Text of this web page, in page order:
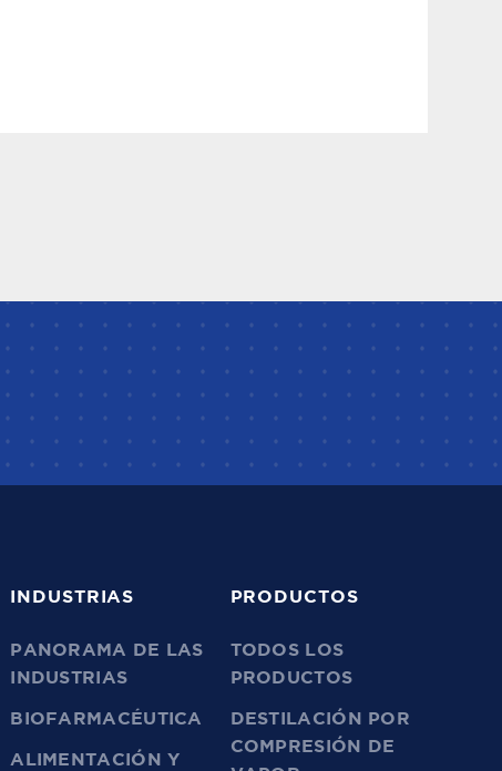
INDUSTRIAS
PANORAMA DE LAS
INDUSTRIAS
BIOFARMACÉUTICA
ALIMENTACIÓN Y
PRODUCTOS
TODOS LOS
PRODUCTOS
DESTILACIÓN POR
COMPRESIÓN DE